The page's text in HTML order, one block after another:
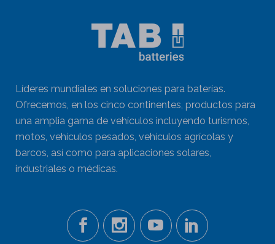
Líderes mundiales en soluciones para baterías.
Ofrecemos, en los cinco continentes, productos para
una amplia gama de vehículos incluyendo turismos,
motos, vehículos pesados, vehículos agrícolas y
barcos, así como para aplicaciones solares,
industriales o médicas.